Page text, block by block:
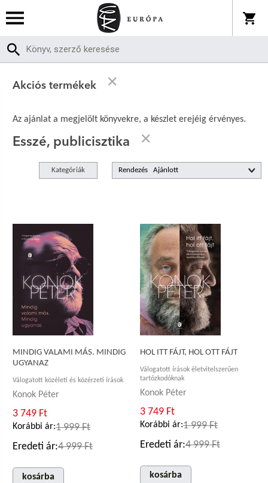
Akciós termékek
Az ajánlat a megjelölt könyvekre, a készlet erejéig érvényes.
Esszé, publicisztika
Kategóriák Rendezés
MINDIG VALAMI MÁS. MINDIG
UGYANAZ
Válogatott közéleti és közérzeti írások
Konok Péter
3 749 Ft
Korábbi ár:1 999 Ft
Eredeti ár:4 999 Ft
kosárba
HOL ITT FÁJT, HOL OTT FÁJT
Válogatott írások életvitelszerűen
tartózkodóknak
Konok Péter
3 749 Ft
Korábbi ár:1 999 Ft
Eredeti ár:4 999 Ft
kosárba